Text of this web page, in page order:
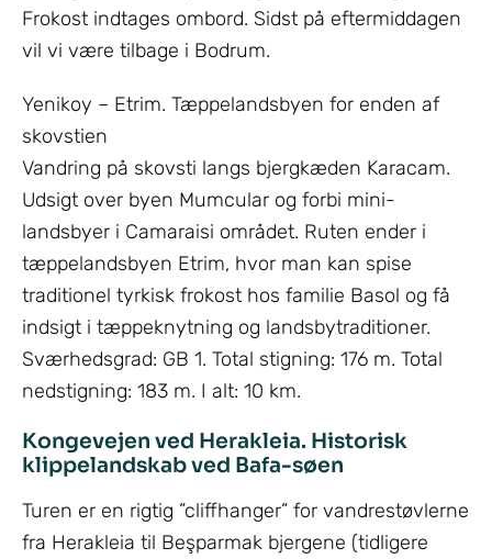
Frokost indtages ombord. Sidst på eftermiddagen
vil vi være tilbage i Bodrum.
Yenikoy – Etrim. Tæppelandsbyen for enden af
skovstien
Vandring på skovsti langs bjergkæden Karacam.
Udsigt over byen Mumcular og forbi mini-
landsbyer i Camaraisi området. Ruten ender i
tæppelandsbyen Etrim, hvor man kan spise
traditionel tyrkisk frokost hos familie Basol og få
indsigt i tæppeknytning og landsbytraditioner.
Sværhedsgrad: GB 1. Total stigning: 176 m. Total
nedstigning: 183 m. I alt: 10 km.
Kongevejen ved Herakleia. Historisk
klippelandskab ved Bafa-søen
Turen er en rigtig ”cliffhanger” for vandrestøvlerne
fra Herakleia til Beşparmak bjergene (tidligere